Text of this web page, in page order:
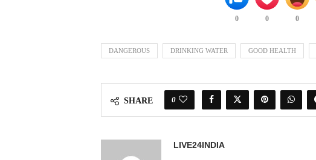
0 0 0
DANGEROUS DRINKING WATER GOOD HEALTH
SHARE 0
LIVE24INDIA